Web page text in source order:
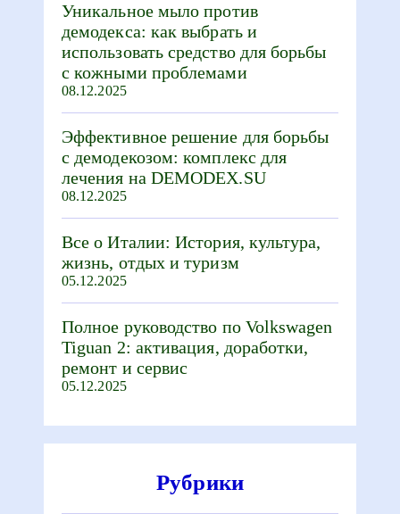
Уникальное мыло против
демодекса: как выбрать и
использовать средство для борьбы
с кожными проблемами
08.12.2025
Эффективное решение для борьбы
с демодекозом: комплекс для
лечения на DEMODEX.SU
08.12.2025
Все о Италии: История, культура,
жизнь, отдых и туризм
05.12.2025
Полное руководство по Volkswagen
Tiguan 2: активация, доработки,
ремонт и сервис
05.12.2025
Рубрики